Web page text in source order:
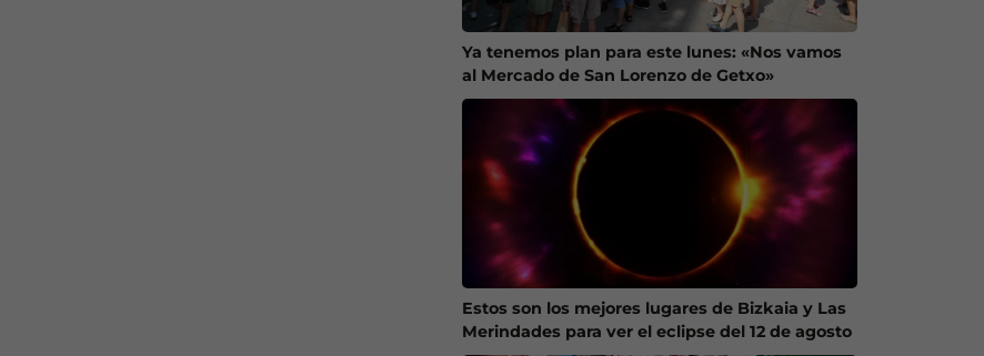
Ya tenemos plan para este lunes: «Nos vamos
al Mercado de San Lorenzo de Getxo»
Estos son los mejores lugares de Bizkaia y Las
Merindades para ver el eclipse del 12 de agosto